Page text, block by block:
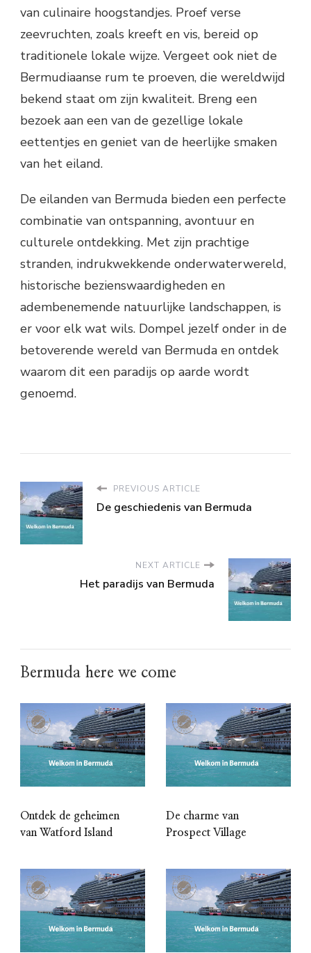
van culinaire hoogstandjes. Proef verse
zeevruchten, zoals kreeft en vis, bereid op
traditionele lokale wijze. Vergeet ook niet de
Bermudiaanse rum te proeven, die wereldwijd
bekend staat om zijn kwaliteit. Breng een
bezoek aan een van de gezellige lokale
eettentjes en geniet van de heerlijke smaken
van het eiland.
De eilanden van Bermuda bieden een perfecte
combinatie van ontspanning, avontuur en
culturele ontdekking. Met zijn prachtige
stranden, indrukwekkende onderwaterwereld,
historische bezienswaardigheden en
adembenemende natuurlijke landschappen, is
er voor elk wat wils. Dompel jezelf onder in de
betoverende wereld van Bermuda en ontdek
waarom dit een paradijs op aarde wordt
genoemd.
PREVIOUS ARTICLE
De geschiedenis van Bermuda
NEXT ARTICLE
Het paradijs van Bermuda
Bermuda here we come
Ontdek de geheimen
van Watford Island
De charme van
Prospect Village